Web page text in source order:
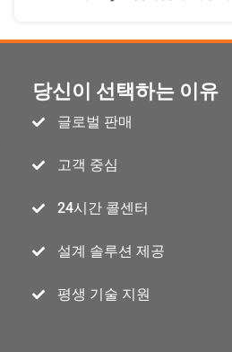
당신이 선택하는 이유
글로벌 판매
고객 중심
24시간 콜센터
설계 솔루션 제공
평생 기술 지원